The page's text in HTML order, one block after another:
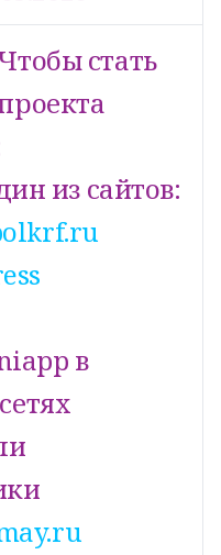
стать
из сайтов:
в